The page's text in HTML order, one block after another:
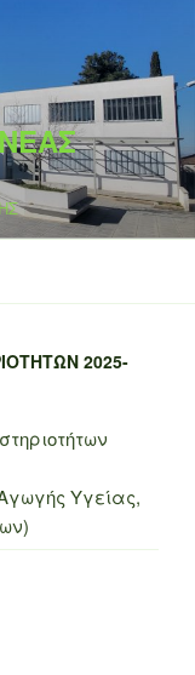
2025-
Υγείας,